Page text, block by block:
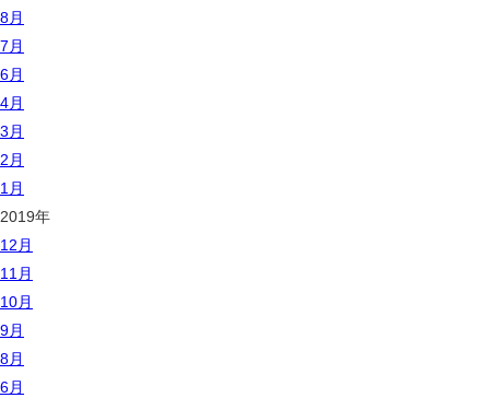
8月
7月
6月
4月
3月
2月
1月
2019年
12月
11月
10月
9月
8月
6月